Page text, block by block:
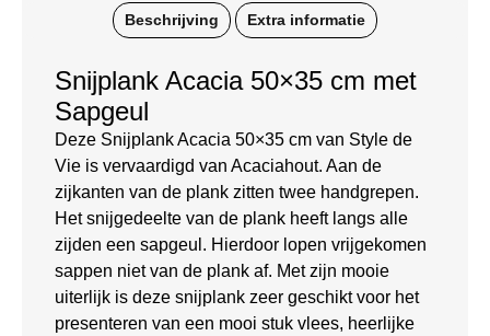
Beschrijving Extra informatie
Snijplank Acacia 50×35 cm met
Sapgeul
Deze Snijplank Acacia 50×35 cm van Style de
Vie is vervaardigd van Acaciahout. Aan de
zijkanten van de plank zitten twee handgrepen.
Het snijgedeelte van de plank heeft langs alle
zijden een sapgeul. Hierdoor lopen vrijgekomen
sappen niet van de plank af. Met zijn mooie
uiterlijk is deze snijplank zeer geschikt voor het
presenteren van een mooi stuk vlees, heerlijke